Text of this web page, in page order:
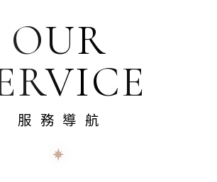
OUR
服務導航